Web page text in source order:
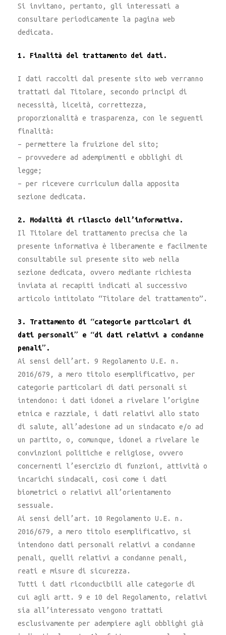
Si invitano, pertanto, gli interessati a
consultare periodicamente la pagina web
dedicata.
1. Finalità del trattamento dei dati.
I dati raccolti dal presente sito web verranno
trattati dal Titolare, secondo principi di
necessità, liceità, correttezza,
proporzionalità e trasparenza, con le seguenti
finalità:
– permettere la fruizione del sito;
– provvedere ad adempimenti e obblighi di
legge;
– per ricevere curriculum dalla apposita
sezione dedicata.
2. Modalità di rilascio dell’informativa.
Il Titolare del trattamento precisa che la
presente informativa è liberamente e facilmente
consultabile sul presente sito web nella
sezione dedicata, ovvero mediante richiesta
inviata ai recapiti indicati al successivo
articolo intitolato “Titolare del trattamento”.
3. Trattamento di “categorie particolari di
dati personali” e “di dati relativi a condanne
penali”.
Ai sensi dell’art. 9 Regolamento U.E. n.
2016/679, a mero titolo esemplificativo, per
categorie particolari di dati personali si
intendono: i dati idonei a rivelare l’origine
etnica e razziale, i dati relativi allo stato
di salute, all’adesione ad un sindacato e/o ad
un partito, o, comunque, idonei a rivelare le
convinzioni politiche e religiose, ovvero
concernenti l’esercizio di funzioni, attività o
incarichi sindacali, così come i dati
biometrici o relativi all’orientamento
sessuale.
Ai sensi dell’art. 10 Regolamento U.E. n.
2016/679, a mero titolo esemplificativo, si
intendono dati personali relativi a condanne
penali, quelli relativi a condanne penali,
reati e misure di sicurezza.
Tutti i dati riconducibili alle categorie di
cui agli artt. 9 e 10 del Regolamento, relativi
sia all’interessato vengono trattati
esclusivamente per adempiere agli obblighi già